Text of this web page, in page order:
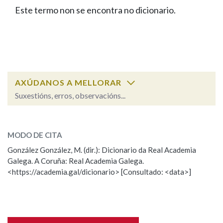
FIGURAS HOMENAXEADAS
PORTAL DAS PALABRAS
Facebook
TwitterYoutubeInstagram
Bluesky
BUSCAR NOS LEMAS
Remata por
BUSCAR NO CONTIDO
Nas definicións
Este termo non se encontra no dicionario.
AXÚDANOS A MELLORAR
Suxestións, erros, observacións...
Observación
Nome
MODO DE CITA
González González, M. (dir.): Dicionario da Real Academia
Galega. A Coruña: Real Academia Galega.
<https://academia.gal/dicionario> [Consultado: <data>]